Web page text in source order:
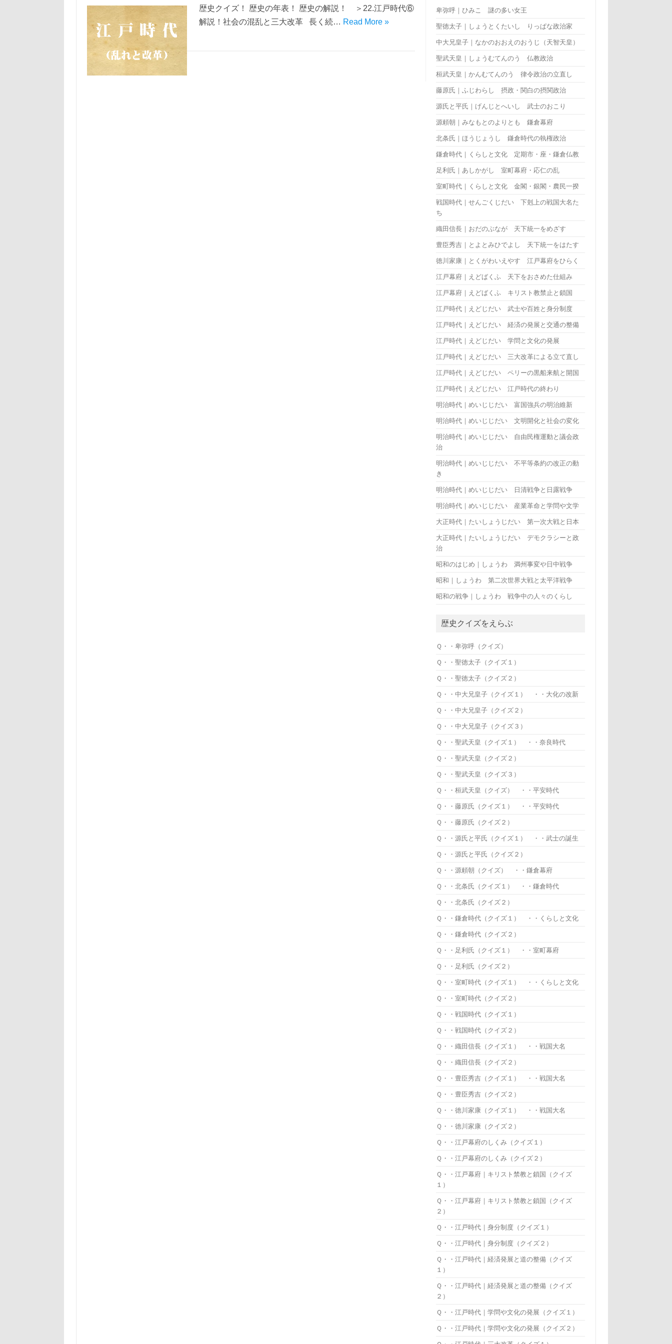
歴史クイズ！ 歴史の年表！ 歴史の解説！ ＞22.江戸時代⑥
解説！社会の混乱と三大改革 長く続… Read More »
卑弥呼｜ひみこ 謎の多い女王
聖徳太子｜しょうとくたいし りっぱな政治家
中大兄皇子｜なかのおおえのおうじ（天智天皇）
聖武天皇｜しょうむてんのう 仏教政治
桓武天皇｜かんむてんのう 律令政治の立直し
藤原氏｜ふじわらし 摂政・関白の摂関政治
源氏と平氏｜げんじとへいし 武士のおこり
源頼朝｜みなもとのよりとも 鎌倉幕府
北条氏｜ほうじょうし 鎌倉時代の執権政治
鎌倉時代｜くらしと文化 定期市・座・鎌倉仏教
足利氏｜あしかがし 室町幕府・応仁の乱
室町時代｜くらしと文化 金閣・銀閣・農民一揆
戦国時代｜せんごくじだい 下剋上の戦国大名た
ち
織田信長｜おだのぶなが 天下統一をめざす
豊臣秀吉｜とよとみひでよし 天下統一をはたす
徳川家康｜とくがわいえやす 江戸幕府をひらく
江戸幕府｜えどばくふ 天下をおさめた仕組み
江戸幕府｜えどばくふ キリスト教禁止と鎖国
江戸時代｜えどじだい 武士や百姓と身分制度
江戸時代｜えどじだい 経済の発展と交通の整備
江戸時代｜えどじだい 学問と文化の発展
江戸時代｜えどじだい 三大改革による立て直し
江戸時代｜えどじだい ペリーの黒船来航と開国
江戸時代｜えどじだい 江戸時代の終わり
明治時代｜めいじじだい 富国強兵の明治維新
明治時代｜めいじじだい 文明開化と社会の変化
明治時代｜めいじじだい 自由民権運動と議会政
治
明治時代｜めいじじだい 不平等条約の改正の動
き
明治時代｜めいじじだい 日清戦争と日露戦争
明治時代｜めいじじだい 産業革命と学問や文学
大正時代｜たいしょうじだい 第一次大戦と日本
大正時代｜たいしょうじだい デモクラシーと政
治
昭和のはじめ｜しょうわ 満州事変や日中戦争
昭和｜しょうわ 第二次世界大戦と太平洋戦争
昭和の戦争｜しょうわ 戦争中の人々のくらし
歴史クイズをえらぶ
Ｑ・・卑弥呼（クイズ）
Ｑ・・聖徳太子（クイズ１）
Ｑ・・聖徳太子（クイズ２）
Ｑ・・中大兄皇子（クイズ１） ・・大化の改新
Ｑ・・中大兄皇子（クイズ２）
Ｑ・・中大兄皇子（クイズ３）
Ｑ・・聖武天皇（クイズ１） ・・奈良時代
Ｑ・・聖武天皇（クイズ２）
Ｑ・・聖武天皇（クイズ３）
Ｑ・・桓武天皇（クイズ） ・・平安時代
Ｑ・・藤原氏（クイズ１） ・・平安時代
Ｑ・・藤原氏（クイズ２）
Ｑ・・源氏と平氏（クイズ１） ・・武士の誕生
Ｑ・・源氏と平氏（クイズ２）
Ｑ・・源頼朝（クイズ） ・・鎌倉幕府
Ｑ・・北条氏（クイズ１） ・・鎌倉時代
Ｑ・・北条氏（クイズ２）
Ｑ・・鎌倉時代（クイズ１） ・・くらしと文化
Ｑ・・鎌倉時代（クイズ２）
Ｑ・・足利氏（クイズ１） ・・室町幕府
Ｑ・・足利氏（クイズ２）
Ｑ・・室町時代（クイズ１） ・・くらしと文化
Ｑ・・室町時代（クイズ２）
Ｑ・・戦国時代（クイズ１）
Ｑ・・戦国時代（クイズ２）
Ｑ・・織田信長（クイズ１） ・・戦国大名
Ｑ・・織田信長（クイズ２）
Ｑ・・豊臣秀吉（クイズ１） ・・戦国大名
Ｑ・・豊臣秀吉（クイズ２）
Ｑ・・徳川家康（クイズ１） ・・戦国大名
Ｑ・・徳川家康（クイズ２）
Ｑ・・江戸幕府のしくみ（クイズ１）
Ｑ・・江戸幕府のしくみ（クイズ２）
Ｑ・・江戸幕府｜キリスト禁教と鎖国（クイズ
１）
Ｑ・・江戸幕府｜キリスト禁教と鎖国（クイズ
２）
Ｑ・・江戸時代｜身分制度（クイズ１）
Ｑ・・江戸時代｜身分制度（クイズ２）
Ｑ・・江戸時代｜経済発展と道の整備（クイズ
１）
Ｑ・・江戸時代｜経済発展と道の整備（クイズ
２）
Ｑ・・江戸時代｜学問や文化の発展（クイズ１）
Ｑ・・江戸時代｜学問や文化の発展（クイズ２）